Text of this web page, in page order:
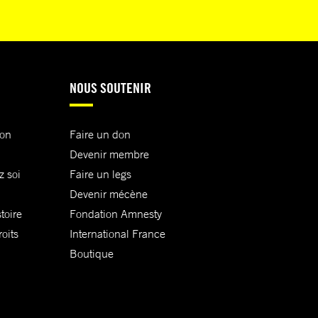
soi
NOUS SOUTENIR
Faire un don
Devenir membre
Faire un legs
Devenir mécène
Fondation Amnesty
International France
Boutique